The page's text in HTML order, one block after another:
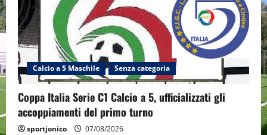
Calcio a 5 Maschile Senza categoria
Coppa Italia Serie C1 Calcio a 5, ufficializzati gli
accoppiamenti del primo turno
sportjonico 07/08/2026